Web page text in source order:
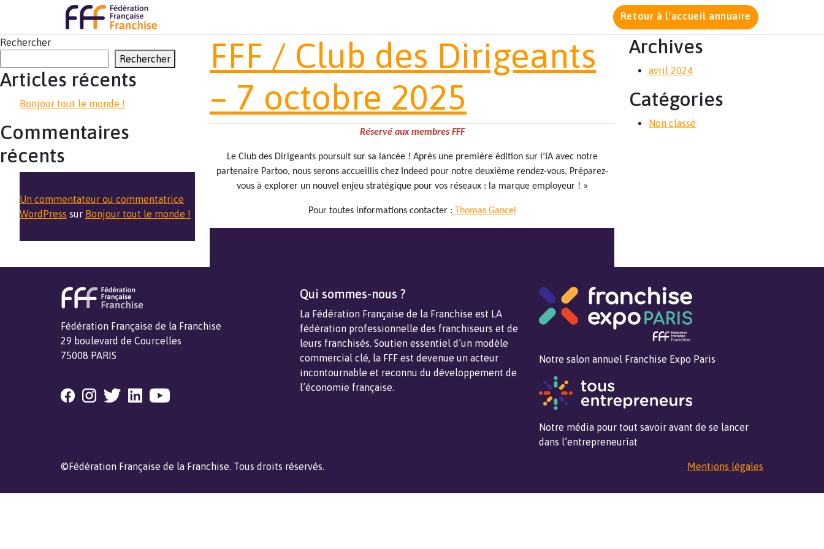
Retour à l'accueil annuaire
Rechercher
Rechercher
Articles récents
Bonjour tout le monde !
Commentaires
récents
Un commentateur ou commentatrice
WordPress sur Bonjour tout le monde !
FFF / Club des Dirigeants
– 7 octobre 2025
Réservé aux membres FFF
Le Club des Dirigeants poursuit sur sa lancée ! Après une première édition sur l’IA avec notre
partenaire Partoo, nous serons accueillis chez Indeed pour notre deuxième rendez-vous. Préparez-
vous à explorer un nouvel enjeu stratégique pour vos réseaux : la marque employeur ! »
Pour toutes informations contacter : Thomas Gancel
Archives
avril 2024
Catégories
Non classé
Fédération Française de la Franchise
29 boulevard de Courcelles
75008 PARIS
Qui sommes-nous ?
La Fédération Française de la Franchise est LA
fédération professionnelle des franchiseurs et de
leurs franchisés. Soutien essentiel d’un modèle
commercial clé, la FFF est devenue un acteur
incontournable et reconnu du développement de
l’économie française.
Notre salon annuel Franchise Expo Paris
Notre média pour tout savoir avant de se lancer
dans l’entrepreneuriat
©Fédération Française de la Franchise. Tous droits réservés. Mentions légales